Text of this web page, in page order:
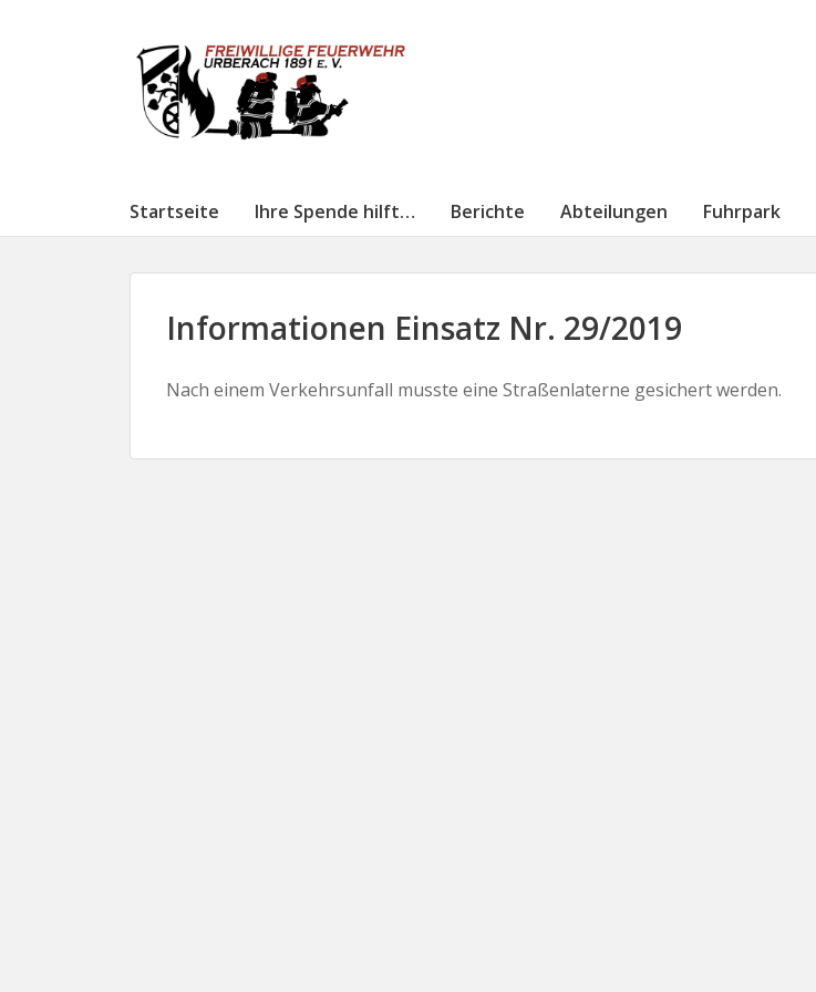
Startseite Ihre Spende hilft… Berichte Abteilungen Fuhrpark
Informationen Einsatz Nr. 29/2019
Nach einem Verkehrsunfall musste eine Straßenlaterne gesichert werden.